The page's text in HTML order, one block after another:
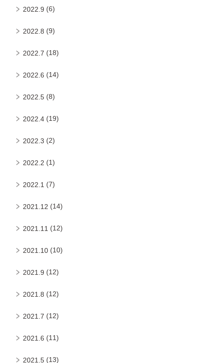
2022.9 (6)
2022.8 (9)
2022.7 (18)
2022.6 (14)
2022.5 (8)
2022.4 (19)
2022.3 (2)
2022.2 (1)
2022.1 (7)
2021.12 (14)
2021.11 (12)
2021.10 (10)
2021.9 (12)
2021.8 (12)
2021.7 (12)
2021.6 (11)
2021.5 (13)